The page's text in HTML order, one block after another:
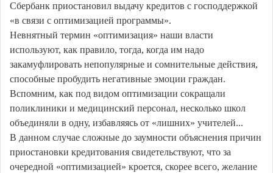
Сбербанк приостановил выдачу кредитов с господдержкой
«в связи с оптимизацией программы».
Невнятный термин «оптимизация» наши власти
используют, как правило, тогда, когда им надо
закамуфлировать непопулярные и сомнительные действия,
способные пробудить негативные эмоции граждан.
Вспомним, как под видом оптимизации сокращали
поликлиники и медицинский персонал, несколько школ
объединяли в одну, избавляясь от «лишних» учителей...
В данном случае сложные до заумности объяснения причин
приостановки кредитования свидетельствуют, что за
очередной «оптимизацией» кроется, скорее всего, желание